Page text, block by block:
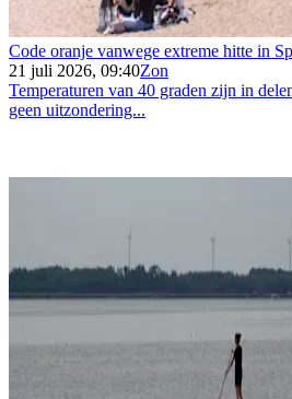
Code oranje vanwege extreme hitte in
21 juli 2026, 09:40Zon
Temperaturen van 40 graden zijn in
geen uitzondering...